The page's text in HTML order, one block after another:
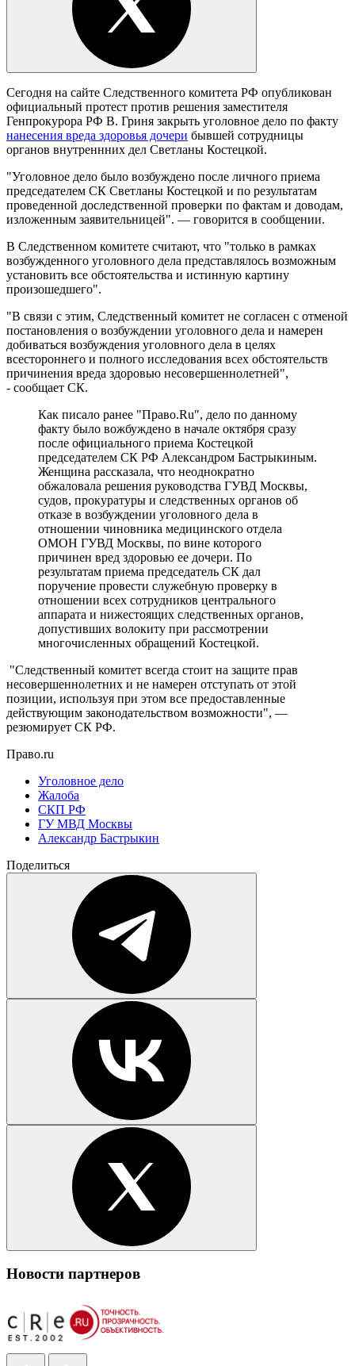
Сегодня на сайте Следственного комитета РФ опубликован
официальный протест против решения заместителя
Генпрокурора РФ В. Гриня закрыть уголовное дело по факту
нанесения вреда здоровья дочери бывшей сотрудницы
органов внутреннних дел Светланы Костецкой.
"Уголовное дело было возбуждено после личного приема
председателем СК Светланы Костецкой и по результатам
проведенной доследственной проверки по фактам и доводам,
изложенным заявительницей". — говорится в сообщении.
В Следственном комитете считают, что "только в рамках
возбужденного уголовного дела представлялось возможным
установить все обстоятельства и истинную картину
произошедшего".
"В связи с этим, Следственный комитет не согласен с отменой
постановления о возбуждении уголовного дела и намерен
добиваться возбуждения уголовного дела в целях
всестороннего и полного исследования всех обстоятельств
причинения вреда здоровью несовершеннолетней",
- сообщает СК.
Как писало ранее "Право.Ru", дело по данному
факту было вожбуждено в начале октября сразу
после официального приема Костецкой
председателем СК РФ Александром Бастрыкиным.
Женщина рассказала, что неоднократно
обжаловала решения руководства ГУВД Москвы,
судов, прокуратуры и следственных органов об
отказе в возбуждении уголовного дела в
отношении чиновника медицинского отдела
ОМОН ГУВД Москвы, по вине которого
причинен вред здоровью ее дочери. По
результатам приема председатель СК дал
поручение провести служебную проверку в
отношении всех сотрудников центрального
аппарата и нижестоящих следственных органов,
допустивших волокиту при рассмотрении
многочисленных обращений Костецкой.
"Следственный комитет всегда стоит на защите прав
несовершеннолетних и не намерен отступать от этой
позиции, используя при этом все предоставленные
действующим законодательством возможности", —
резюмирует СК РФ.
Право.ru
Уголовное дело
Жалоба
СКП РФ
ГУ МВД Москвы
Александр Бастрыкин
Поделиться
Новости партнеров